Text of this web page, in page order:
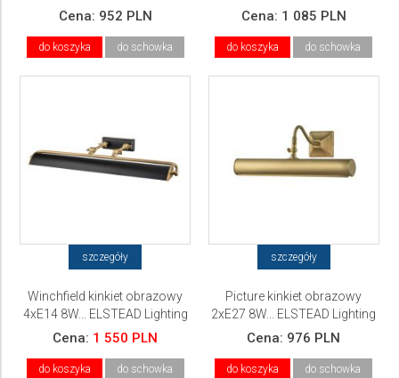
Cena: 952 PLN
do koszyka do schowka
Cena: 1 085 PLN
do koszyka do schowka
szczegóły
Winchfield kinkiet obrazowy
4xE14 8W... ELSTEAD Lighting
Cena: 1 550 PLN
do koszyka do schowka
szczegóły
Picture kinkiet obrazowy
2xE27 8W... ELSTEAD Lighting
Cena: 976 PLN
do koszyka do schowka